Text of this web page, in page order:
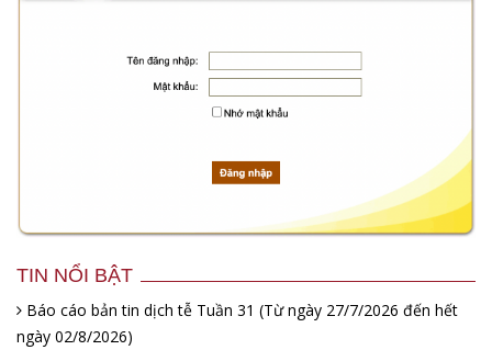
TIN NỔI BẬT
Báo cáo bản tin dịch tễ Tuần 31 (Từ ngày 27/7/2026 đến hết
ngày 02/8/2026)